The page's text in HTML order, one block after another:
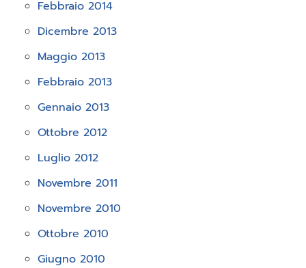
Febbraio 2014
Dicembre 2013
Maggio 2013
Febbraio 2013
Gennaio 2013
Ottobre 2012
Luglio 2012
Novembre 2011
Novembre 2010
Ottobre 2010
Giugno 2010